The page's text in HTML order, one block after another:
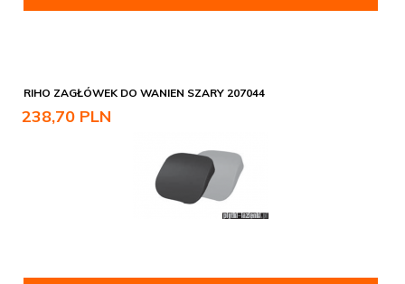
RIHO ZAGŁÓWEK DO WANIEN SZARY 207044
238,70 PLN